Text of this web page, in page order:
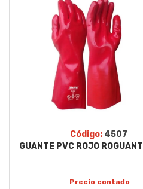
Código: 4507
GUANTE PVC ROJO ROGUANT
Precio contado